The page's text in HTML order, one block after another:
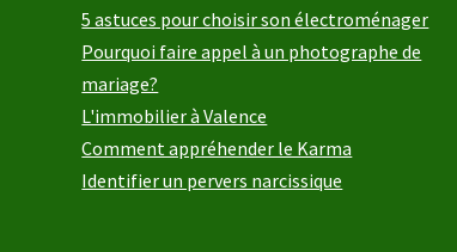
5 astuces pour choisir son électroménager
Pourquoi faire appel à un photographe de
mariage?
L'immobilier à Valence
Comment appréhender le Karma
Identifier un pervers narcissique